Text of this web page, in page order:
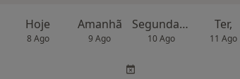
Hoje
8 Ago
Amanhã
9 Ago
Segunda-feira
10 Ago
Ter,
11 Ago